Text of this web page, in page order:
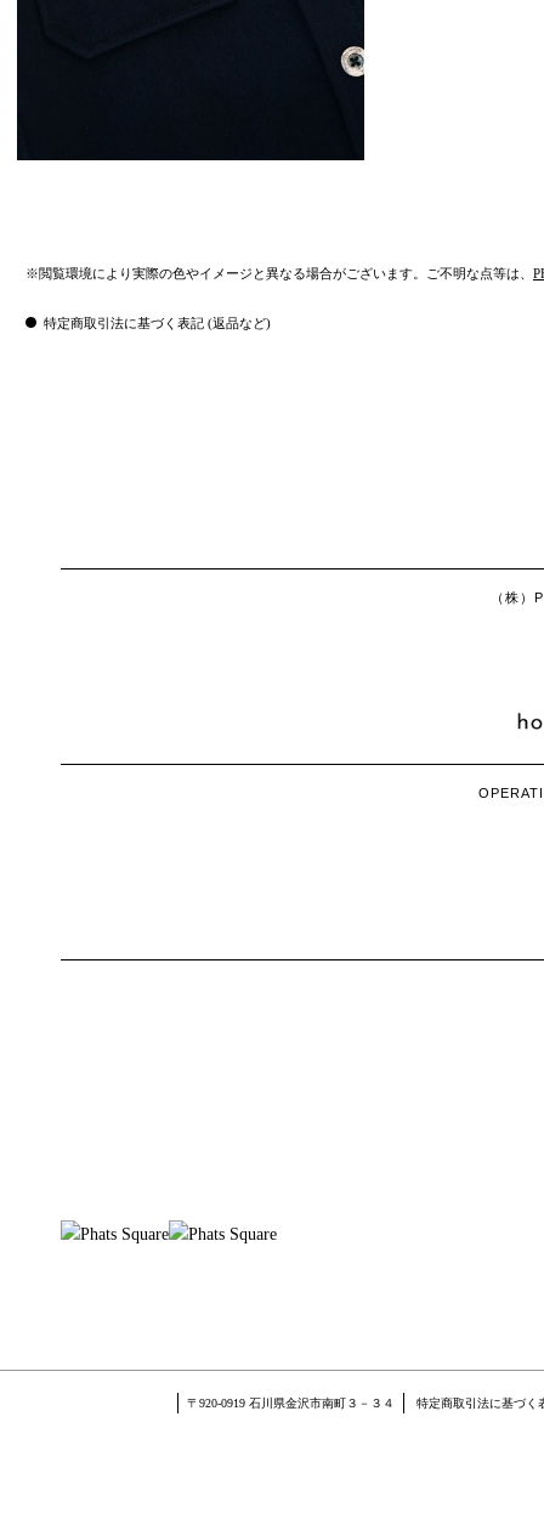
※閲覧環境により実際の色やイメージと異なる場合がございます。ご不明な点等は、
特定商取引法に基づく表記 (返品など)
（株
〒920-0919 石川県金沢市南町３－３４ 特定商取引法に基づく